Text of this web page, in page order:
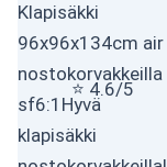
Klapisäkki
96x96x134cm air
nostokorvakkeilla
sf6:1 Hyvä
klapisäkki
⭐ 4.6/5